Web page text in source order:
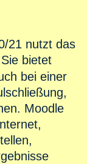
21 nutzt das
bietet
bei einer
Moodle